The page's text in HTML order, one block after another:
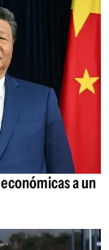
a un